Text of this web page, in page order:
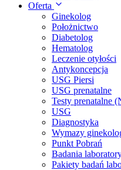
Oferta
Ginekolog
Położnictwo
Diabetolog
Hematolog
Leczenie otyłości
Antykoncepcja
USG Piersi
USG prenatalne
Testy prenatalne
USG
Diagnostyka
Wymazy
Punkt Pobrań
Badania
Pakiety badań